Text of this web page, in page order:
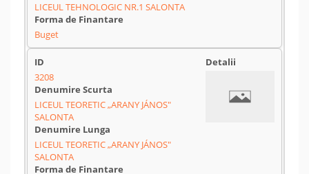
LICEUL TEHNOLOGIC NR.1 SALONTA
Buget
3208
LICEUL TEORETIC „ARANY JÁNOS"
SALONTA
LICEUL TEORETIC „ARANY JÁNOS"
SALONTA